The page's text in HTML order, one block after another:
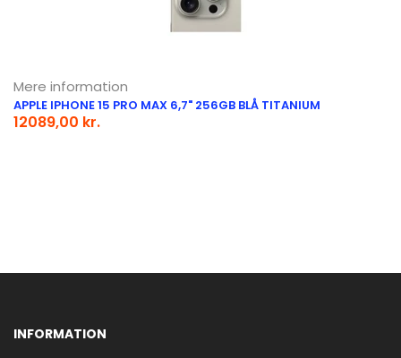
Mere information
APPLE IPHONE 15 PRO MAX 6,7" 256GB BLÅ TITANIUM
12089,00 kr.
INFORMATION